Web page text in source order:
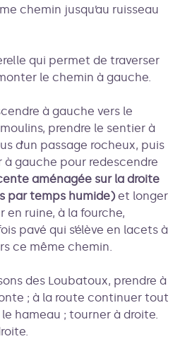
chemin jusqu’au ruisseau
qui permet de traverser
le chemin à gauche.
à gauche vers le
prendre le sentier à
d’un passage rocheux, puis
à gauche pour redescendre
aménagée sur la droite
par temps humide)et longer
en ruine, à la fourche,
pavé qui s’élève en lacets à
ce même chemin.
des Loubatoux, prendre à
; à la route continuer tout
hameau ; tourner à droite.